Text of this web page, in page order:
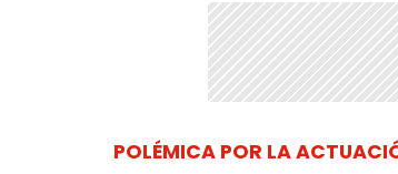
POLÉMICA POR LA